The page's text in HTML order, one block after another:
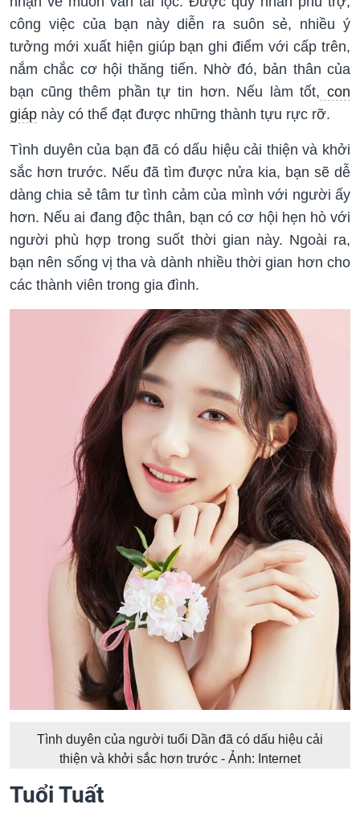
công việc của bạn này diễn ra suôn sẻ, nhiều ý
tưởng mới xuất hiện giúp bạn ghi điểm với cấp trên,
nắm chắc cơ hội thăng tiến. Nhờ đó, bản thân của
bạn cũng thêm phần tự tin hơn. Nếu làm tốt, con
giáp này có thể đạt được những thành tựu rực rỡ.
Tình duyên của bạn đã có dấu hiệu cải thiện và khởi
sắc hơn trước. Nếu đã tìm được nửa kia, bạn sẽ dễ
dàng chia sẻ tâm tư tình cảm của mình với người ấy
hơn. Nếu ai đang độc thân, bạn có cơ hội hẹn hò với
người phù hợp trong suốt thời gian này. Ngoài ra,
bạn nên sống vị tha và dành nhiều thời gian hơn cho
các thành viên trong gia đình.
Tình duyên của người tuổi Dần đã có dấu hiệu cải
thiện và khởi sắc hơn trước - Ảnh: Internet
Tuổi Tuất